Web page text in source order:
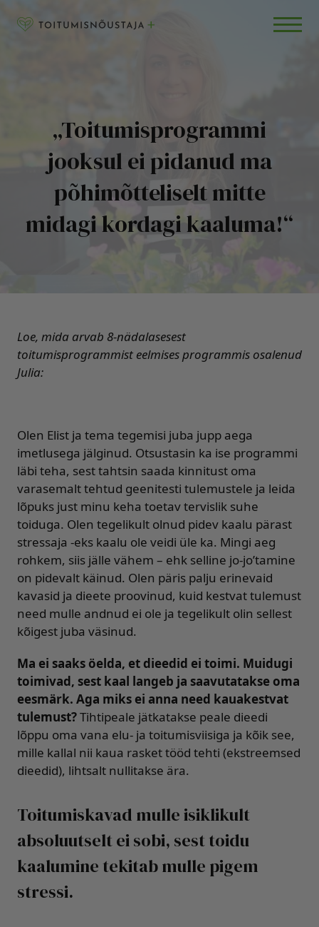
„Toitumisprogrammi
jooksul ei pidanud ma
põhimõtteliselt mitte
midagi kordagi kaaluma!“
Loe, mida arvab 8-nädalasesest
toitumisprogrammist eelmises programmis osalenud
Julia:
Olen Elist ja tema tegemisi juba jupp aega
imetlusega jälginud. Otsustasin ka ise programmi
läbi teha, sest tahtsin saada kinnitust oma
varasemalt tehtud geenitesti tulemustele ja leida
lõpuks just minu keha toetav tervislik suhe
toiduga. Olen tegelikult olnud pidev kaalu pärast
stressaja -eks kaalu ole veidi üle ka. Mingi aeg
rohkem, siis jälle vähem – ehk selline jo-jo’tamine
on pidevalt käinud. Olen päris palju erinevaid
kavasid ja dieete proovinud, kuid kestvat tulemust
need mulle andnud ei ole ja tegelikult olin sellest
kõigest juba väsinud.
Ma ei saaks öelda, et dieedid ei toimi. Muidugi
toimivad, sest kaal langeb ja saavutatakse oma
eesmärk. Aga miks ei anna need kauakestvat
tulemust?Tihtipeale jätkatakse peale dieedi
lõppu oma vana elu- ja toitumisviisiga ja kõik see,
mille kallal nii kaua rasket tööd tehti (ekstreemsed
dieedid), lihtsalt nullitakse ära.
Toitumiskavad mulle isiklikult
absoluutselt ei sobi, sest toidu
kaalumine tekitab mulle pigem
stressi.